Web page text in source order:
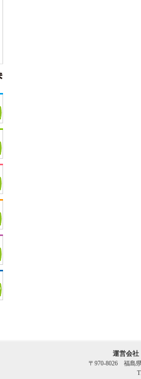
運営会
〒970-8026 福島